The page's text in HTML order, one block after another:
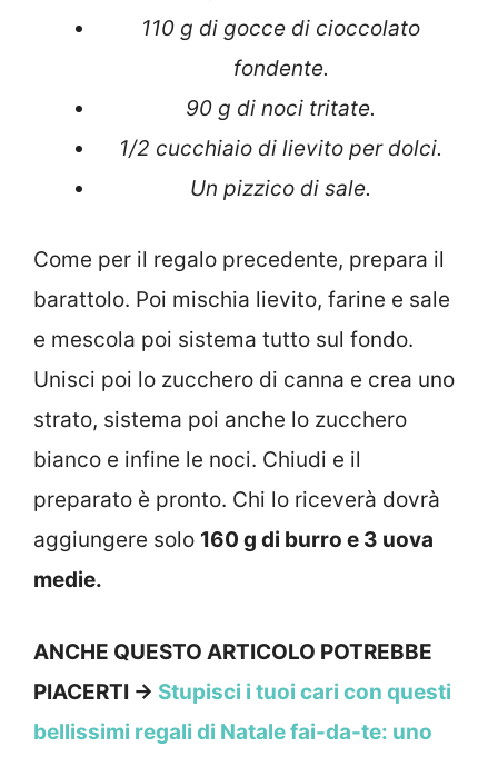
110 g di gocce di cioccolato
fondente.
90 g di noci tritate.
1/2 cucchiaio di lievito per dolci.
Un pizzico di sale.
Come per il regalo precedente, prepara il
barattolo. Poi mischia lievito, farine e sale
e mescola poi sistema tutto sul fondo.
Unisci poi lo zucchero di canna e crea uno
strato, sistema poi anche lo zucchero
bianco e infine le noci. Chiudi e il
preparato è pronto. Chi lo riceverà dovrà
aggiungere solo 160 g di burro e 3 uova
medie.
ANCHE QUESTO ARTICOLO POTREBBE
PIACERTI -> Stupisci i tuoi cari con questi
bellissimi regali di Natale fai-da-te: uno